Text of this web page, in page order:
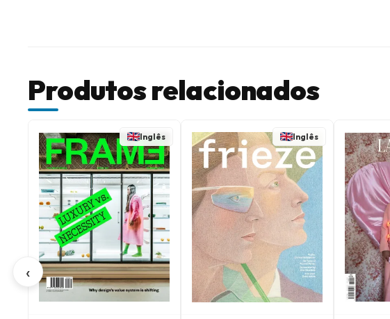
Produtos relacionados
‹
Inglês Inglês